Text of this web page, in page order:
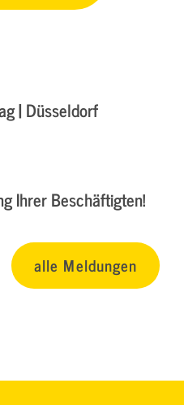
| Düsseldorf
Ihrer Beschäftigten!
alle Meldungen